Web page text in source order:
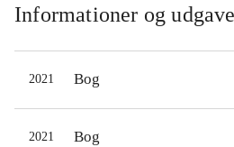
Informationer og
2021 Bog
2021 Bog